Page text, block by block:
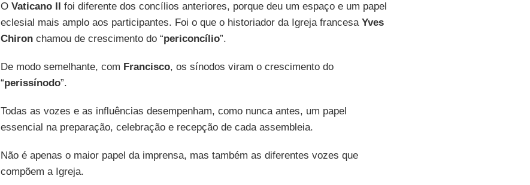
O Vaticano II foi diferente dos concílios anteriores, porque deu um espaço e um papel
eclesial mais amplo aos participantes. Foi o que o historiador da Igreja francesa Yves
Chironchamou de crescimento do “periconcílio”.
De modo semelhante, com Francisco, os sínodos viram o crescimento do
“perissínodo”.
Todas as vozes e as influências desempenham, como nunca antes, um papel
essencial na preparação, celebração e recepção de cada assembleia.
Não é apenas o maior papel da imprensa, mas também as diferentes vozes que
compõem a Igreja.